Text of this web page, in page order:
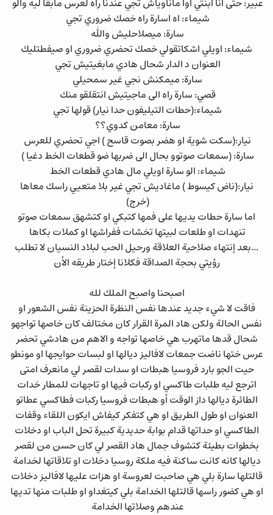
عبير: حتى انا ابنتي اوا ماناوياش تجي عندنا راه لعرس مابقا ليه والو
شيماء: اه اسارة راه خصك ضروري تجي
سارة: ميصلاحليش والله
شيماء: اويلي اشكاتقولي خصك تحضري ضروري او صيفطتليك
العنوان د الدار شحال هادي مابغيتيش تجي
سارة: ميمكنش نجي غير سمحيلي
قصي: سارة راه الى ماجيتيش انتقلقو منك
شيماء:(حطات التيليفون حدا نيار) قولها تجي
سارة: معامن كدوي؟؟
نيار:(سكت شوية او هضر بصوت قاسح ) اجي تحضري للعرس
سارة: (سمعات صوتوو بحال الى ضربها ضو قطعات الخط دغيا )
شيماء: الو سارة اويلي مال هادي قطعات الخط
نيار:(ناض كيسوط ) ماغاديش تجي غير بلا متعيي راسك معاها
(خرج)
اما سارة حطات يديها على فمها كتبكي او كتشهق سمعات صوتو
تنهدات او طلعات لبيتها تخشات ففراشها او كملات بكاها
...بعد إنتهاء صلاحية العلاقة ورحيل الحب لبلاد النسيان لا تطلب
رؤيتي بحجة الصداقة فكلانا إختار طريقه الأن
اصبحنا واصبح الملك لله
فاقت لا شيء جديد عندها نفس النظرة الحزينة نفس الشعور او
نفس الحالة ولكن هاد المرة القرار كان مختالف كان خاصها تواجهو
شحال قدها ماتهرب هي خاصها تواجه و الاهم من هادشي تحضر
عرس ختها ناضت جمعات لافاليز ديالها او لبسات حوايجها او مونطو
حيت الجو بارد فروسيا هبطات او سدات لقصر لي مانعرف امتى
اترجع ليه طلبات طاكسي او ركبات فيها او تاجهات للمطار خدات
الطائرة ديالها داز الوقت أو هبطات فروسيا ركبات فطاكسي عطاتو
العنوان او طول الطريق او هي كتفكر كيفاش ايكون اللقاء وقفات
الطاكسي او حداتها قدام بوابة حديدية كبيرة تحل الباب او دخلات
بخطوات بطيئة كتشوف جمال هاد القصر لي كان حسن من لقصر
ديالها كانه كانت ساكنة فيه ملكة روسيا دخلات او تلاقاتها لخدامة
قالتلها سارة بلي هي صاحبت لعروسة او هزات عليها لافاليز دخلات
او هي كضور راسها قالتلها الخدامة بلي كيتغداو او طلبات منها تديها
عندهم وصلاتها الخدامة